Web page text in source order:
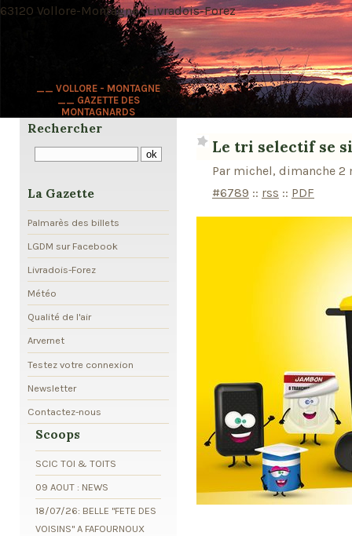
__ VOLLORE - MONTAGNE
__ GAZETTE DES
MONTAGNARDS
63120 Vollore-Montagne · Livradois-Forez
Le tri selectif se
Par michel, dimanche 2
#6789 :: rss :: PDF
Rechercher
La Gazette
Palmarès des billets
LGDM sur Facebook
Livradois-Forez
Météo
Qualité de l'air
Arvernet
Testez votre connexion
Newsletter
Contactez-nous
Scoops
SCIC TOI & TOITS
09 AOUT : NEWS
18/07/26: BELLE "FETE DES
VOISINS" A FAFOURNOUX